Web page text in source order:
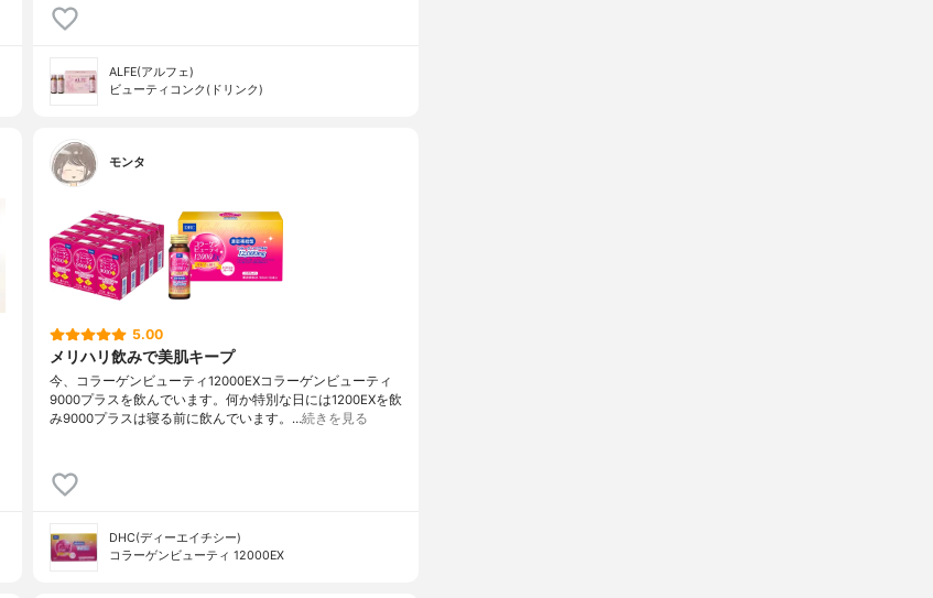
ALFE(アルフェ)
ビューティコンク(ドリンク)
モンタ
5.00
メリハリ飲みで美肌キープ
今、コラーゲンビューティ12000EXコラーゲンビューティ
9000プラスを飲んでいます。何か特別な日には1200EXを飲
み9000プラスは寝る前に飲んでいます。…続きを見る
DHC(ディーエイチシー)
コラーゲンビューティ 12000EX